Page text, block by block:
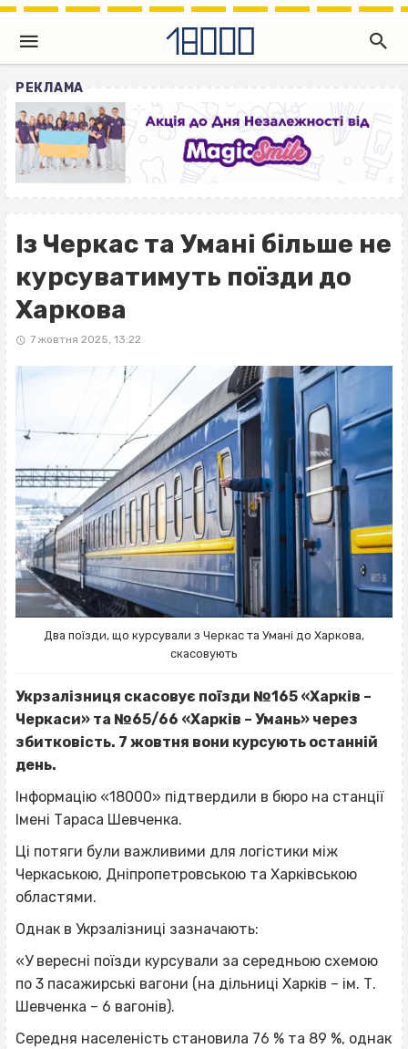
РЕКЛАМА
Із Черкас та Умані більше не
курсуватимуть поїзди до
Харкова
7 жовтня 2025, 13:22
Два поїзди, що курсували з Черкас та Умані до Харкова,
скасовують
Укрзалізниця скасовує поїзди №165 «Харків –
Черкаси» та №65/66 «Харків – Умань» через
збитковість. 7 жовтня вони курсують останній
день.
Інформацію «18000» підтвердили в бюро на станції
Імені Тараса Шевченка.
Ці потяги були важливими для логістики між
Черкаською, Дніпропетровською та Харківською
областями.
Однак в Укрзалізниці зазначають:
«У вересні поїзди курсували за середньою схемою
по 3 пасажирські вагони (на дільниці Харків – ім. Т.
Шевченка – 6 вагонів).
Середня населеність становила 76 % та 89 %, однак